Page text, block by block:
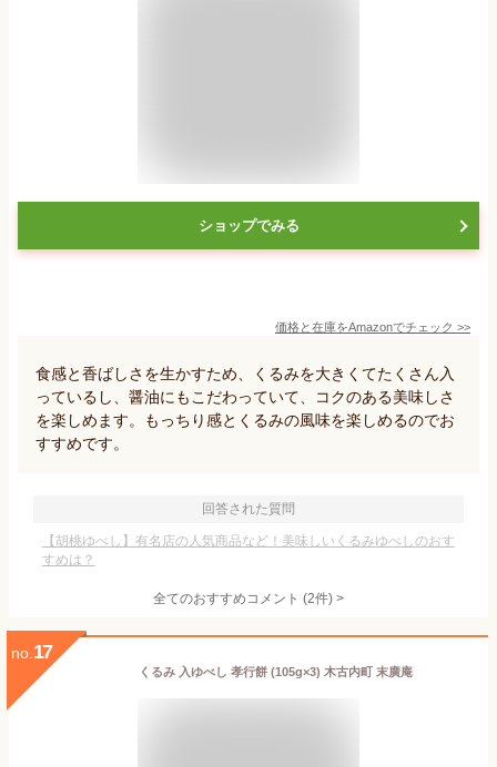
ショップでみる
価格と在庫をAmazonでチェック >>
食感と香ばしさを生かすため、くるみを大きくてたくさん入
っているし、醤油にもこだわっていて、コクのある美味しさ
を楽しめます。もっちり感とくるみの風味を楽しめるのでお
すすめです。
回答された質問
【胡桃ゆべし】有名店の人気商品など！美味しいくるみゆべしのおす
すめは？
全てのおすすめコメント (2件) >
no. 17
くるみ 入ゆべし 孝行餅 (105g×3) 木古内町 末廣庵